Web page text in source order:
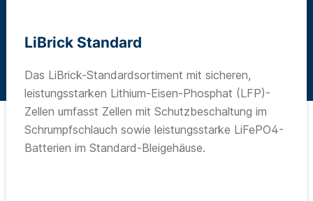
LiBrick Standard
Das LiBrick-Standardsortiment mit sicheren,
leistungsstarken Lithium-Eisen-Phosphat (LFP)-
Zellen umfasst Zellen mit Schutzbeschaltung im
Schrumpfschlauch sowie leistungsstarke LiFePO4-
Batterien im Standard-Bleigehäuse.